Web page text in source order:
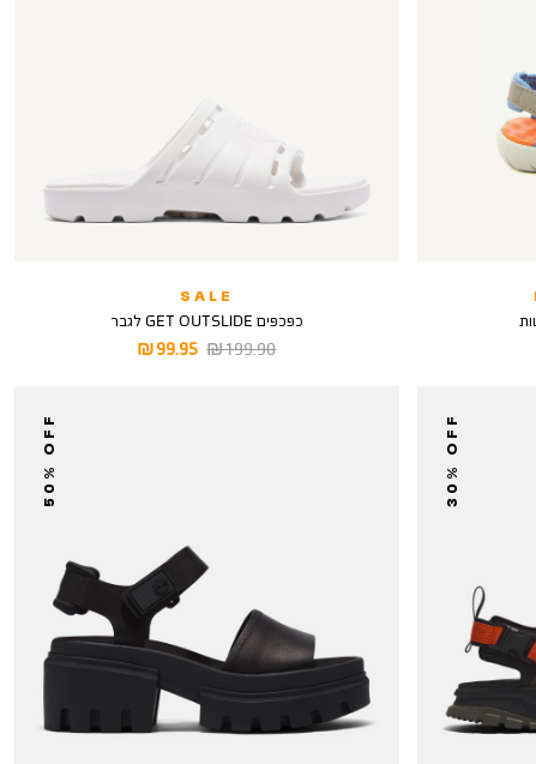
SALE
כפכפים GET OUTSLIDE לגבר
מחיר
99.95 ₪
מחיר
199.90 ₪
30% OFF
50% OFF